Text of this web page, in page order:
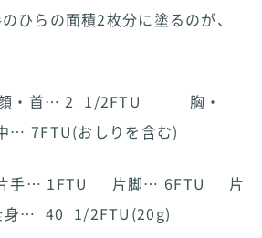
ひらの面積2枚分に塗るのが、
顔・首… 2 1/2FTU 胸・
おしりを含む)
手… 1FTU 片脚… 6FTU 片
40 1/2FTU(20g)